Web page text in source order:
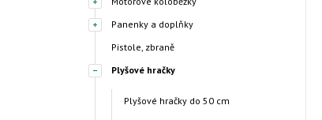
Panenky a doplňky
Pistole, zbraně
Plyšové hračky
Plyšové hračky do 50 cm